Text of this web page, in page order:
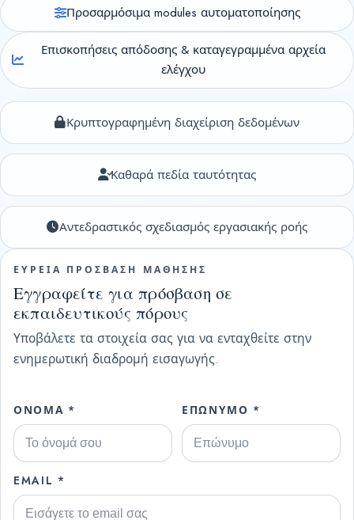
Προσαρμόσιμα modules αυτοματοποίησης
Επισκοπήσεις απόδοσης & καταγεγραμμένα αρχεία
ελέγχου
Κρυπτογραφημένη διαχείριση δεδομένων
Καθαρά πεδία ταυτότητας
Αντεδραστικός σχεδιασμός εργασιακής ροής
ΕΥΡΕΙΑ ΠΡΟΣΒΑΣΗ ΜΑΘΗΣΗΣ
Εγγραφείτε για πρόσβαση σε
εκπαιδευτικούς πόρους
Υποβάλετε τα στοιχεία σας για να ενταχθείτε στην
ενημερωτική διαδρομή εισαγωγής.
ΌΝΟΜΑ * ΕΠΏΝΥΜΟ *
EMAIL *